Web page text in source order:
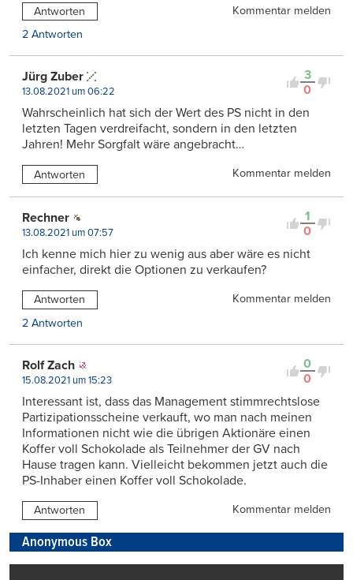
Antworten
Kommentar melden
2 Antworten
3
0
Jürg Zuber
13.08.2021 um 06:22
Wahrscheinlich hat sich der Wert des PS nicht in den
letzten Tagen verdreifacht, sondern in den letzten
Jahren! Mehr Sorgfalt wäre angebracht…
Antworten Kommentar melden
1
0
Rechner
13.08.2021 um 07:57
Ich kenne mich hier zu wenig aus aber wäre es nicht
einfacher, direkt die Optionen zu verkaufen?
Antworten
Kommentar melden
2 Antworten
0
0
Rolf Zach
15.08.2021 um 15:23
Interessant ist, dass das Management stimmrechtslose
Partizipationsscheine verkauft, wo man nach meinen
Informationen nicht wie die übrigen Aktionäre einen
Koffer voll Schokolade als Teilnehmer der GV nach
Hause tragen kann. Vielleicht bekommen jetzt auch die
PS-Inhaber einen Koffer voll Schokolade.
Antworten Kommentar melden
Anonymous Box